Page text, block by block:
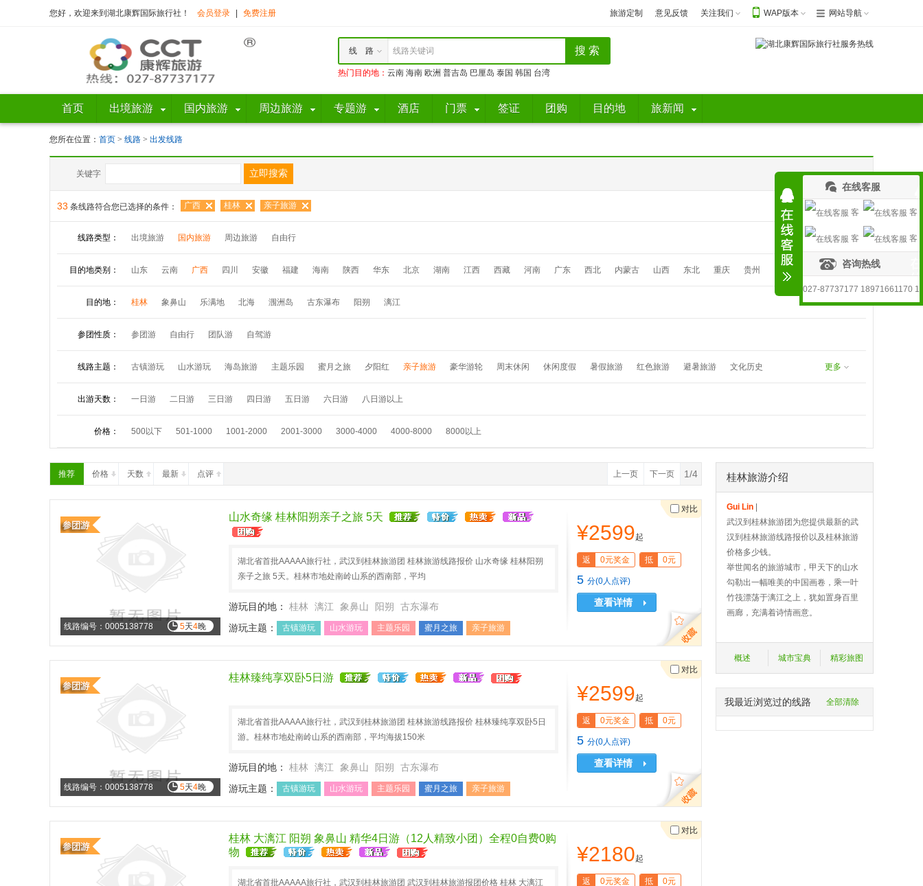
您好，欢迎来到湖北康辉国际旅行社！ 会员登录 免费注册 旅游定制 意见反馈 关注我们 WAP版本 网站导航
线路关键词
线 路
热门目的地 ： 云南 海南 欧洲 普吉岛 巴厘岛 泰国 韩国 台湾
首页 出境旅游 国内旅游 周边旅游 专题游 酒店 门票 签证 团购 目的地 旅新闻
您所在位置： 首页 > 线路 > 出发线路
关键字
33 条线路符合您已选择的条件： 广西 桂林 亲子旅游
线路类型： 出境旅游 国内旅游 周边旅游 自由行
目的地类别： 山东 云南 广西 四川 安徽 福建 海南 陕西 华东 北京 湖南 江西 西藏 河南 广东 西北 内蒙古 山西 东北 重庆 贵州
目的地： 桂林 象鼻山 乐满地 北海 涠洲岛 古东瀑布 阳朔 漓江
参团性质： 参团游 自由行 团队游 自驾游
线路主题： 古镇游玩 山水游玩 海岛旅游 主题乐园 蜜月之旅 夕阳红 亲子旅游 豪华游轮 周末休闲 休闲度假 暑假旅游 红色旅游 避暑旅游 文化历史
夏令营活动 祈福朝拜 中秋小假 国庆长假 温泉养生 春节旅游
更多
出游天数： 一日游 二日游 三日游 四日游 五日游 六日游 八日游以上
价格： 500以下 501-1000 1001-2000 2001-3000 3000-4000 4000-8000 8000以上
推荐 价格 天数 最新 点评 上一页 下一页 1/4
5天4晚
线路编号：0005138778
山水奇缘 桂林阳朔亲子之旅 5天
湖北省首批AAAAA旅行社，武汉到桂林旅游团 桂林旅游线路报价 山水奇缘 桂林阳朔
亲子之旅 5天。桂林市地处南岭山系的西南部，平均
游玩目的地： 桂林 漓江 象鼻山 阳朔
古东瀑布
游玩主题：
古镇游玩 山水游玩 主题乐园 蜜月之旅
亲子旅游
¥2599起
返 0元奖金 抵 0元
5 分(0人点评)
查看详情
对比
5天4晚
线路编号：0005138778
桂林臻纯享双卧5日游
湖北省首批AAAAA旅行社，武汉到桂林旅游团 桂林旅游线路报价 桂林臻纯享双卧5日
游。桂林市地处南岭山系的西南部，平均海拔150米
游玩目的地： 桂林 漓江 象鼻山 阳朔
古东瀑布
游玩主题：
古镇游玩 山水游玩 主题乐园 蜜月之旅
亲子旅游
¥2599起
返 0元奖金 抵 0元
5 分(0人点评)
查看详情
对比
桂林 大漓江 阳朔 象鼻山 精华4日游（12人精致小团）全程0自费0购
物
湖北省首批AAAAA旅行社，武汉到桂林旅游团 武汉到桂林旅游报团价格 桂林 大漓江
¥2180起
返 0元奖金 抵 0元
对比
桂林旅游介绍
Gui Lin
武汉到桂林旅游团为您提供最新的武
汉到桂林旅游线路报价以及桂林旅游
价格多少钱。
举世闻名的旅游城市，甲天下的山水
勾勒出一幅唯美的中国画卷，乘一叶
竹筏漂荡于漓江之上，犹如置身百里
画廊，充满着诗情画意。
概述 城市宝典 精彩旅图
全部清除
我最近浏览过的线路
在线客服
客
服1
客
服2
客
服3
客
咨询热线
027-87737177 18971661170 1